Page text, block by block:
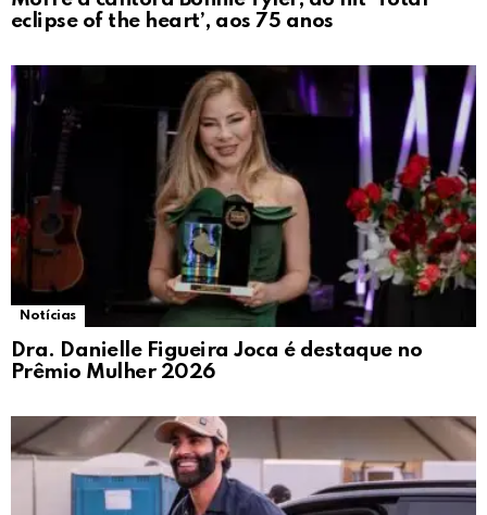
eclipse of the heart’, aos 75 anos
Notícias
Dra. Danielle Figueira Joca é destaque no
Prêmio Mulher 2026